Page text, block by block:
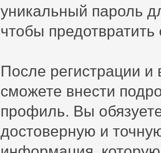
уникальный пароль
чтобы предотвратить
После регистрации
сможете внести
профиль. Вы
достоверную и